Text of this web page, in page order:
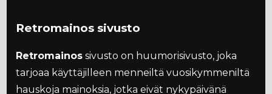
Retromainos sivusto
Retromainos sivusto on huumorisivusto, joka
tarjoaa käyttäjilleen menneiltä vuosikymmeniltä
hauskoja mainoksia, jotka eivät nykypäivänä